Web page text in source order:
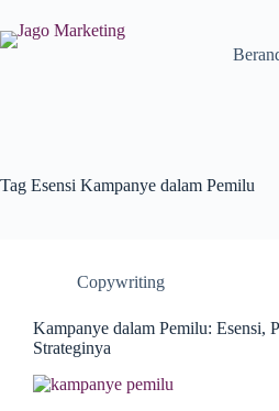
Tag Esensi Kampanye dalam Pemilu
Copywriting
Kampanye dalam Pemilu: Esensi,
Strateginya